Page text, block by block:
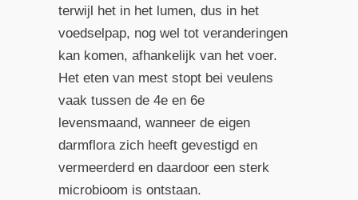
terwijl het in het lumen, dus in het
voedselpap, nog wel tot veranderingen
kan komen, afhankelijk van het voer.
Het eten van mest stopt bei veulens
vaak tussen de 4e en 6e
levensmaand, wanneer de eigen
darmflora zich heeft gevestigd en
vermeerderd en daardoor een sterk
microbioom is ontstaan.